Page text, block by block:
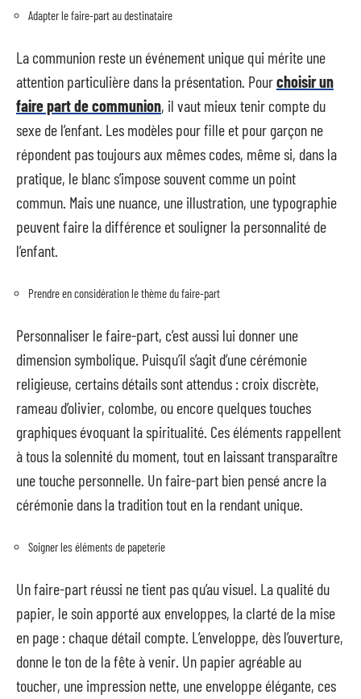
Adapter le faire-part au destinataire
La communion reste un événement unique qui mérite une
attention particulière dans la présentation. Pourchoisir un
faire part de communion, il vaut mieux tenir compte du
sexe de l’enfant. Les modèles pour fille et pour garçon ne
répondent pas toujours aux mêmes codes, même si, dans la
pratique, le blanc s’impose souvent comme un point
commun. Mais une nuance, une illustration, une typographie
peuvent faire la différence et souligner la personnalité de
l’enfant.
Prendre en considération le thème du faire-part
Personnaliser le faire-part, c’est aussi lui donner une
dimension symbolique. Puisqu’il s’agit d’une cérémonie
religieuse, certains détails sont attendus : croix discrète,
rameau d’olivier, colombe, ou encore quelques touches
graphiques évoquant la spiritualité. Ces éléments rappellent
à tous la solennité du moment, tout en laissant transparaître
une touche personnelle. Un faire-part bien pensé ancre la
cérémonie dans la tradition tout en la rendant unique.
Soigner les éléments de papeterie
Un faire-part réussi ne tient pas qu’au visuel. La qualité du
papier, le soin apporté aux enveloppes, la clarté de la mise
en page : chaque détail compte. L’enveloppe, dès l’ouverture,
donne le ton de la fête à venir. Un papier agréable au
toucher, une impression nette, une enveloppe élégante, ces